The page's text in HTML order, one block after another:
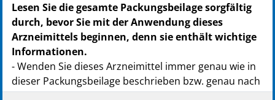
Lesen Sie die gesamte Packungsbeilage sorgfältig
durch, bevor Sie mit der Anwendung dieses
Arzneimittels beginnen, denn sie enthält wichtige
Informationen.
- Wenden Sie dieses Arzneimittel immer genau wie in
dieser Packungsbeilage beschrieben bzw. genau nach
Anweisung Ihres Arztes oder Apothekers an.